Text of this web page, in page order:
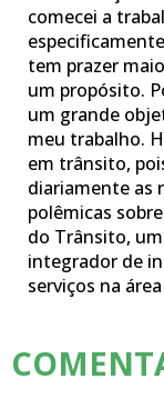
comecei a
tem prazer
um propósito.
um grande
meu trabalho.
em trânsito,
diariamente as
polêmicas
do Trânsito,
integrador de
serviços na